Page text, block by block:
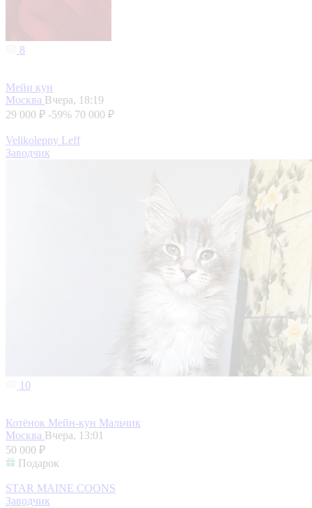
8
Мейн кун
Москва Вчера, 18:19
29 000 ₽ -59% 70 000 ₽
Velikolepny Leff
Заводчик
10
Котёнок Мейн-кун Мальчик
Москва Вчера, 13:01
50 000 ₽
Подарок
STAR MAINE COONS
Заводчик